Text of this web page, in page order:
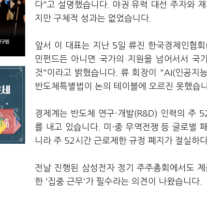
다"고 설명했습니다. 야권 유력 대선 주자와
지만 구체적 성과는 없었습니다.
앞서 이 대표는 지난 5일 류진 한국경제인협
민펀드든 아니면 국가의 지원을 넘어서서
것"이라고 밝혔습니다. 류 회장이 "AI(인공지
반도체특별법이 논의 테이블에 오르진 못했습
경제계는 반도체 연구·개발(R&D) 인력의 주
를 내고 있습니다. 미·중 무역전쟁 등 글로벌
니라 주 52시간 근로제한 규정 폐지가 절실하
전날 진행된 삼성전자 정기 주주총회에서도
한 '집중 근무'가 필수라는 의견이 나왔습니다.